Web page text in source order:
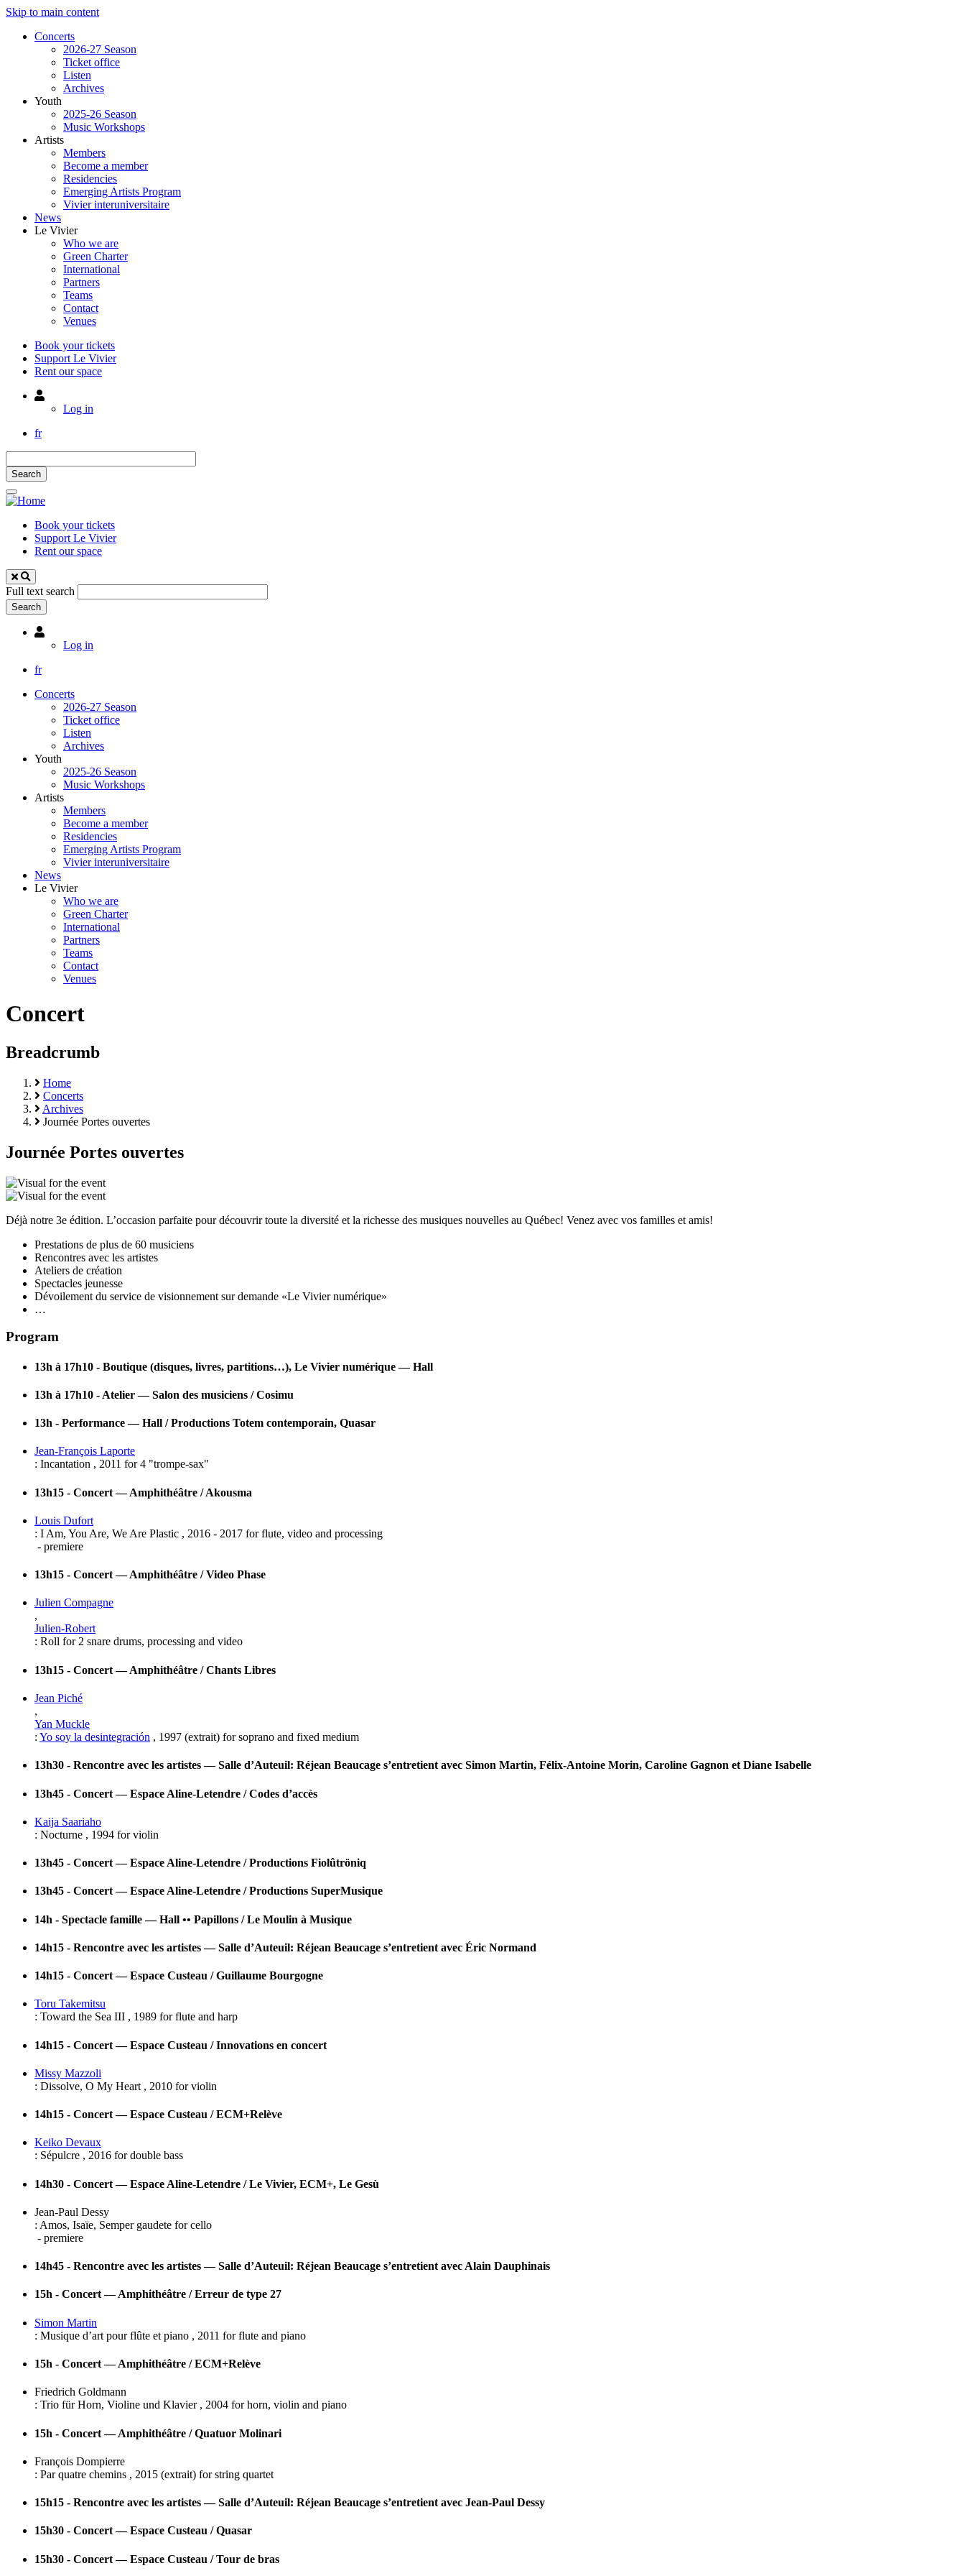
Skip to main content
Concerts
2026-27 Season
Ticket office
Listen
Archives
Youth
2025-26 Season
Music Workshops
Artists
Members
Become a member
Residencies
Emerging Artists Program
Vivier interuniversitaire
News
Le Vivier
Who we are
Green Charter
International
Partners
Teams
Contact
Venues
Book your tickets
Support Le Vivier
Rent our space
Utilisateur
Log in
fr
Book your tickets
Support Le Vivier
Rent our space
Full text search
Utilisateur
Log in
fr
Concerts
2026-27 Season
Ticket office
Listen
Archives
Youth
2025-26 Season
Music Workshops
Artists
Members
Become a member
Residencies
Emerging Artists Program
Vivier interuniversitaire
News
Le Vivier
Who we are
Green Charter
International
Partners
Teams
Contact
Venues
Concert
Breadcrumb
Home
Concerts
Archives
Journée Portes ouvertes
Journée Portes ouvertes
Déjà notre 3e édition. L’occasion parfaite pour découvrir toute la diversité et la richesse des musiques nouvelles au Québec! Venez avec vos familles et amis!
Prestations de plus de 60 musiciens
Rencontres avec les artistes
Ateliers de création
Spectacles jeunesse
Dévoilement du service de visionnement sur demande «Le Vivier numérique»
…
Program
13h à 17h10 - Boutique (disques, livres, partitions…), Le Vivier numérique — Hall
13h à 17h10 - Atelier — Salon des musiciens / Cosimu
13h - Performance — Hall / Productions Totem contemporain, Quasar
Jean-François Laporte
: Incantation , 2011 for4 "trompe-sax"
13h15 - Concert — Amphithéâtre / Akousma
Louis Dufort
: I Am, You Are, We Are Plastic , 2016 - 2017 forflute, video and processing
- premiere
13h15 - Concert — Amphithéâtre / Video Phase
Julien Compagne
,
Julien-Robert
: Roll for2 snare drums, processing and video
13h15 - Concert — Amphithéâtre / Chants Libres
Jean Piché
,
Yan Muckle
: Yo soy la desintegración , 1997 (extrait) forsoprano and fixed medium
13h30 - Rencontre avec les artistes — Salle d’Auteuil: Réjean Beaucage s’entretient avec Simon Martin, Félix-Antoine Morin, Caroline Gagnon et Diane Isabelle
13h45 - Concert — Espace Aline-Letendre / Codes d’accès
Kaija Saariaho
: Nocturne , 1994 forviolin
13h45 - Concert — Espace Aline-Letendre / Productions Fiolûtröniq
13h45 - Concert — Espace Aline-Letendre / Productions SuperMusique
14h - Spectacle famille — Hall •• Papillons / Le Moulin à Musique
14h15 - Rencontre avec les artistes — Salle d’Auteuil: Réjean Beaucage s’entretient avec Éric Normand
14h15 - Concert — Espace Custeau / Guillaume Bourgogne
Toru Takemitsu
: Toward the Sea III , 1989 forflute and harp
14h15 - Concert — Espace Custeau / Innovations en concert
Missy Mazzoli
: Dissolve, O My Heart , 2010 forviolin
14h15 - Concert — Espace Custeau / ECM+Relève
Keiko Devaux
: Sépulcre , 2016 fordouble bass
14h30 - Concert — Espace Aline-Letendre / Le Vivier, ECM+, Le Gesù
Jean-Paul Dessy
: Amos, Isaïe, Semper gaudete forcello
- premiere
14h45 - Rencontre avec les artistes — Salle d’Auteuil: Réjean Beaucage s’entretient avec Alain Dauphinais
15h - Concert — Amphithéâtre / Erreur de type 27
Simon Martin
: Musique d’art pour flûte et piano , 2011 forflute and piano
15h - Concert — Amphithéâtre / ECM+Relève
Friedrich Goldmann
: Trio für Horn, Violine und Klavier, 2004 forhorn, violin and piano
15h - Concert — Amphithéâtre / Quatuor Molinari
François Dompierre
: Par quatre chemins , 2015 (extrait) forstring quartet
15h15 - Rencontre avec les artistes — Salle d’Auteuil: Réjean Beaucage s’entretient avec Jean-Paul Dessy
15h30 - Concert — Espace Custeau / Quasar
15h30 - Concert — Espace Custeau / Tour de bras